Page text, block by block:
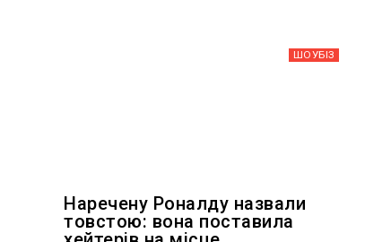
ШОУБIЗ
Наречену Роналду назвали
товстою: вона поставила